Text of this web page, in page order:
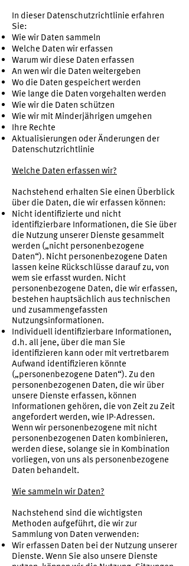
In dieser Datenschutzrichtlinie erfahren
Sie:
Wie wir Daten sammeln
Welche Daten wir erfassen
Warum wir diese Daten erfassen
An wen wir die Daten weitergeben
Wo die Daten gespeichert werden
Wie lange die Daten vorgehalten werden
Wie wir die Daten schützen
Wie wir mit Minderjährigen umgehen
Ihre Rechte
Aktualisierungen oder Änderungen der
Datenschutzrichtlinie
Welche Daten erfassen wir?
Nachstehend erhalten Sie einen Überblick
über die Daten, die wir erfassen können:
Nicht identifizierte und nicht
identifizierbare Informationen, die Sie über
die Nutzung unserer Dienste gesammelt
werden („nicht personenbezogene
Daten“). Nicht personenbezogene Daten
lassen keine Rückschlüsse darauf zu, von
wem sie erfasst wurden. Nicht
personenbezogene Daten, die wir erfassen,
bestehen hauptsächlich aus technischen
und zusammengefassten
Nutzungsinformationen.
Individuell identifizierbare Informationen,
d.h. all jene, über die man Sie
identifizieren kann oder mit vertretbarem
Aufwand identifizieren könnte
(„personenbezogene Daten“). Zu den
personenbezogenen Daten, die wir über
unsere Dienste erfassen, können
Informationen gehören, die von Zeit zu Zeit
angefordert werden, wie IP-Adressen.
Wenn wir personenbezogene mit nicht
personenbezogenen Daten kombinieren,
werden diese, solange sie in Kombination
vorliegen, von uns als personenbezogene
Daten behandelt.
Wie sammeln wir Daten?
Nachstehend sind die wichtigsten
Methoden aufgeführt, die wir zur
Sammlung von Daten verwenden:
Wir erfassen Daten bei der Nutzung unserer
Dienste. Wenn Sie also unsere Dienste